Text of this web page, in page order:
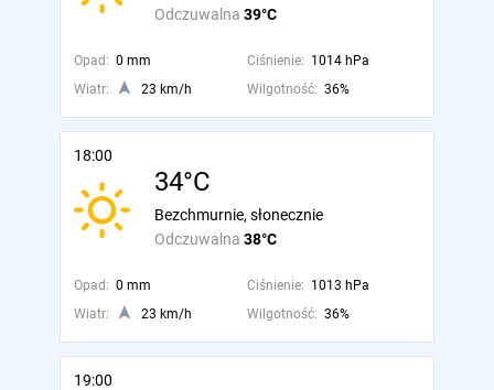
Odczuwalna 39°C
Opad: 0 mm Ciśnienie: 1014 hPa
Wiatr:
23 km/h Wilgotność: 36%
18:00
34°C
Odczuwalna 38°C
Bezchmurnie, słonecznie
Opad: 0 mm Ciśnienie: 1013 hPa
Wiatr:
23 km/h Wilgotność: 36%
19:00